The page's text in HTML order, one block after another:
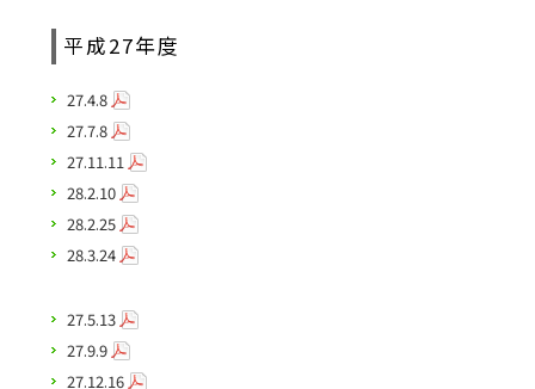
平成27年度
27.4.8
27.7.8
27.11.11
28.2.10
28.2.25
28.3.24
27.5.13
27.9.9
27.12.16